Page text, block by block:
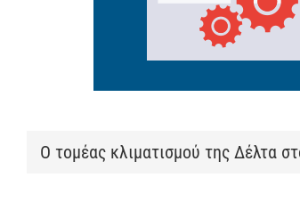
Ο τομέας κλιματισμού της Δέλτα